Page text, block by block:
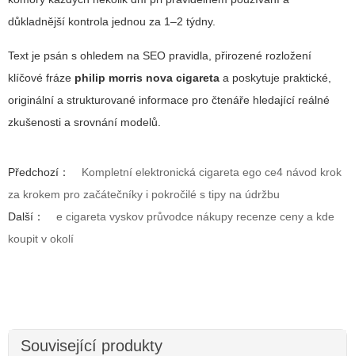
důkladnější kontrola jednou za 1–2 týdny.
Text je psán s ohledem na SEO pravidla, přirozené rozložení
klíčové fráze philip morris nova cigareta a poskytuje praktické,
originální a strukturované informace pro čtenáře hledající reálné
zkušenosti a srovnání modelů.
Předchozí：
Kompletní elektronická cigareta ego ce4 návod krok
za krokem pro začátečníky i pokročilé s tipy na údržbu
Další：
e cigareta vyskov průvodce nákupy recenze ceny a kde
koupit v okolí
Související produkty